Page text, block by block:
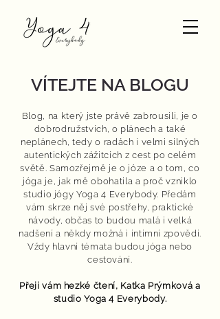
VÍTEJTE NA BLOGU
Blog, na který jste právě zabrousili, je o
dobrodružstvích, o plánech a také
neplánech, tedy o radách i velmi silných
autentických zážitcích z cest po celém
světě. Samozřejmě je o józe a o tom, co
jóga je, jak mě obohatila a proč vzniklo
studio jógy Yoga 4 Everybody. Předám
vám skrze něj své postřehy, praktické
návody, občas to budou malá i velká
nadšení a někdy možná i intimní zpovědi.
Vždy hlavní témata budou jóga nebo
cestování.
Přeji vám hezké čtení, Katka Prýmková a
studio Yoga 4 Everybody.